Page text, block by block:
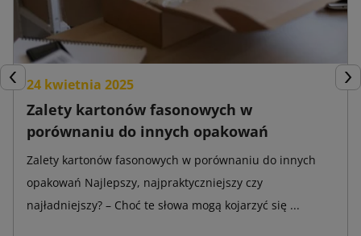
Poprzedni
24 kwietnia 2025
Zalety kartonów fasonowych w
porównaniu do innych opakowań
Zalety kartonów fasonowych w porównaniu do innych
opakowań Najlepszy, najpraktyczniejszy czy
najładniejszy? – Choć te słowa mogą kojarzyć się ...